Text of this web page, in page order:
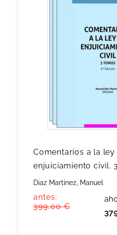
Comentarios a la ley
enjuiciamiento civil.
Diaz Martinez, Manuel
antes:
399,00 €